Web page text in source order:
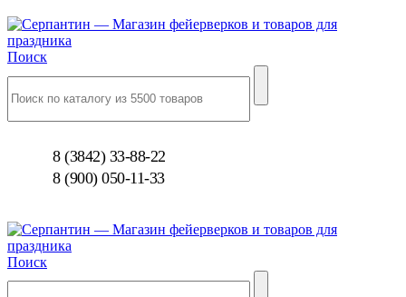
Поиск
8 (3842) 33-88-22
8 (900) 050-11-33
Поиск